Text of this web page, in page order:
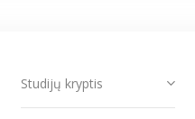
Studijų kryptis